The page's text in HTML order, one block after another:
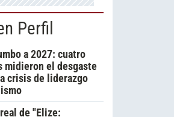
Perfil
a 2027: cuatro
midieron el desgaste
crisis de liderazgo
de "Elize: